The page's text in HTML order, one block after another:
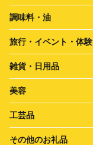
調味料・油
旅行・イベント・体験
雑貨・日用品
美容
工芸品
その他のお礼品